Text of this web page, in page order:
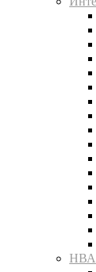
НВА